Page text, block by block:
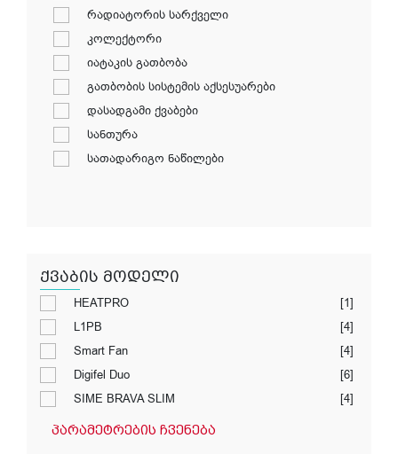
რადიატორის სარქველი
კოლექტორი
იატაკის გათბობა
გათბობის სისტემის აქსესუარები
დასადგამი ქვაბები
სანთურა
სათადარიგო ნაწილები
ქვაბის მოდელი
HEATPRO
[1]
L1PB
[4]
Smart Fan
[4]
Digifel Duo
[6]
SIME BRAVA SLIM
[4]
პარამეტრების ჩვენება